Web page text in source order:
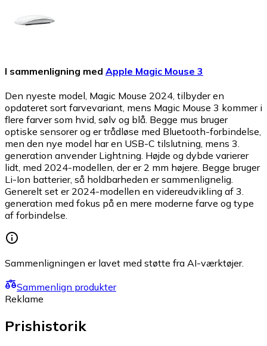
I sammenligning med Apple Magic Mouse 3
Den nyeste model, Magic Mouse 2024, tilbyder en
opdateret sort farvevariant, mens Magic Mouse 3 kommer i
flere farver som hvid, sølv og blå. Begge mus bruger
optiske sensorer og er trådløse med Bluetooth-forbindelse,
men den nye model har en USB-C tilslutning, mens 3.
generation anvender Lightning. Højde og dybde varierer
lidt, med 2024-modellen, der er 2 mm højere. Begge bruger
Li-Ion batterier, så holdbarheden er sammenlignelig.
Generelt set er 2024-modellen en videreudvikling af 3.
generation med fokus på en mere moderne farve og type
af forbindelse.
Sammenligningen er lavet med støtte fra AI-værktøjer.
Sammenlign produkter
Reklame
Prishistorik